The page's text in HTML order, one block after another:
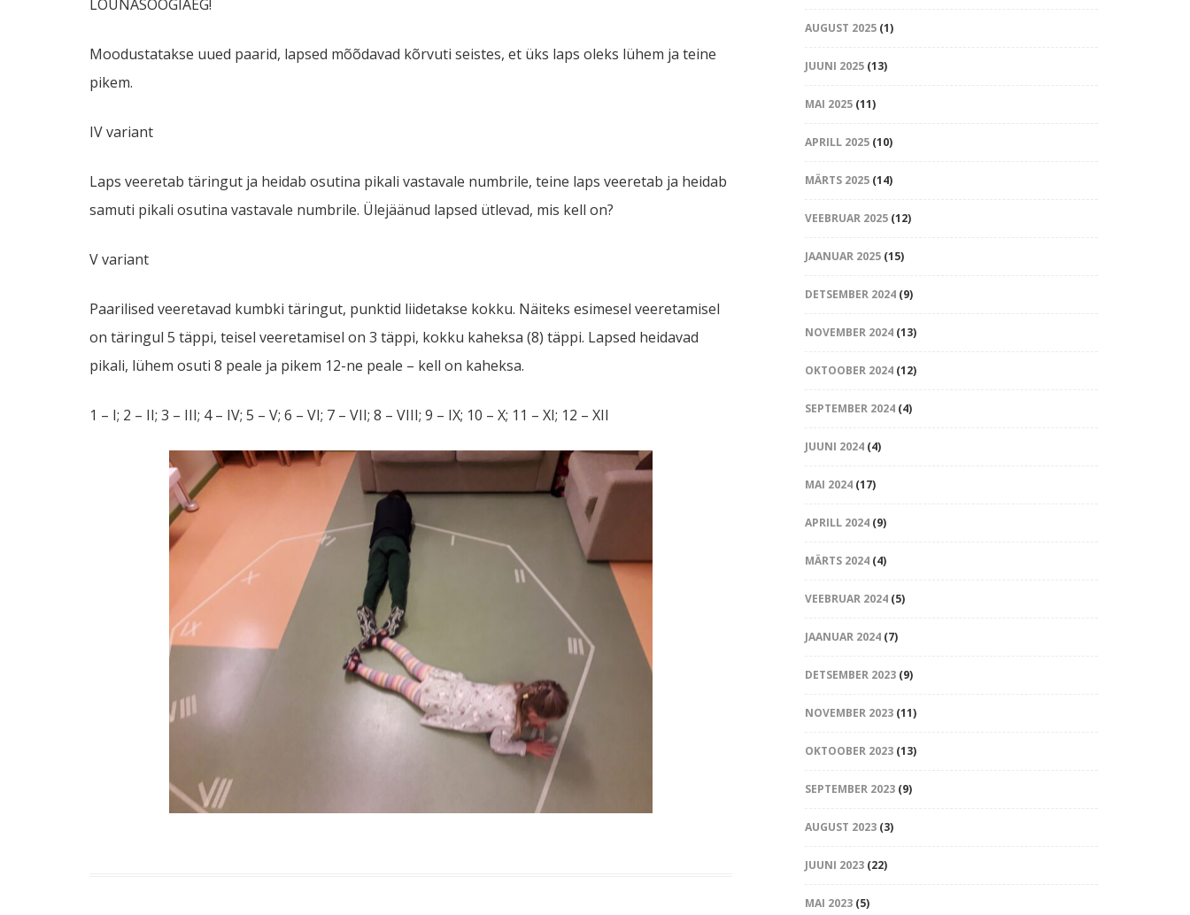
LÕUNASÖÖGIAEG!
Moodustatakse uued paarid, lapsed mõõdavad kõrvuti seistes, et üks laps oleks lühem ja teine
pikem.
IV variant
Laps veeretab täringut ja heidab osutina pikali vastavale numbrile, teine laps veeretab ja heidab
samuti pikali osutina vastavale numbrile. Ülejäänud lapsed ütlevad, mis kell on?
V variant
Paarilised veeretavad kumbki täringut, punktid liidetakse kokku. Näiteks esimesel veeretamisel
on täringul 5 täppi, teisel veeretamisel on 3 täppi, kokku kaheksa (8) täppi. Lapsed heidavad
pikali, lühem osuti 8 peale ja pikem 12-ne peale – kell on kaheksa.
1 – I; 2 – II; 3 – III; 4 – IV; 5 – V; 6 – VI; 7 – VII; 8 – VIII; 9 – IX; 10 – X; 11 – XI; 12 – XII
AUGUST 2025(1)
JUUNI 2025(13)
MAI 2025(11)
APRILL 2025(10)
MÄRTS 2025(14)
VEEBRUAR 2025(12)
JAANUAR 2025(15)
DETSEMBER 2024(9)
NOVEMBER 2024(13)
OKTOOBER 2024(12)
SEPTEMBER 2024(4)
JUUNI 2024(4)
MAI 2024(17)
APRILL 2024(9)
MÄRTS 2024(4)
VEEBRUAR 2024(5)
JAANUAR 2024(7)
DETSEMBER 2023(9)
NOVEMBER 2023(11)
OKTOOBER 2023(13)
SEPTEMBER 2023(9)
AUGUST 2023(3)
JUUNI 2023(22)
MAI 2023(5)